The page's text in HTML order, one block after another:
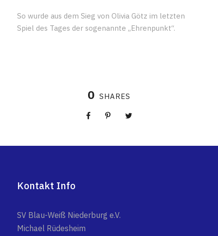
So wurde aus dem Sieg von Olivia Götz im letzten
Spiel des Tages der sogenannte „Ehrenpunkt“.
0 SHARES
Kontakt Info
SV Blau-Weiß Niederburg e.V.
Michael Rüdesheim